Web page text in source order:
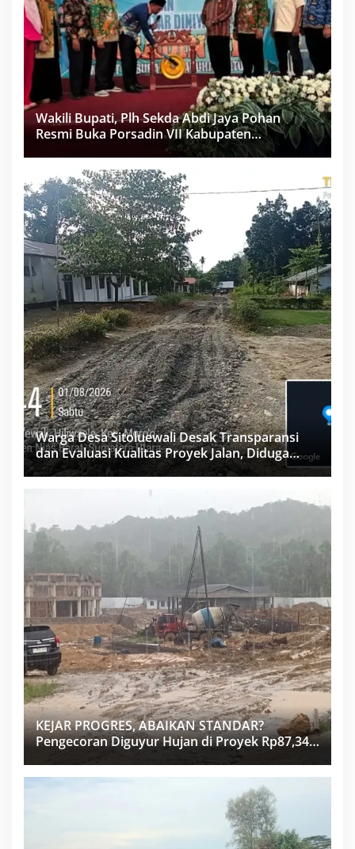
Wakili Bupati, Plh Sekda Abdi Jaya Pohan
Resmi Buka Porsadin VII Kabupaten
Warga Desa Sitoluewali Desak Transparansi
dan Evaluasi Kualitas Proyek Jalan, Diduga
Minim Informasi
KEJAR PROGRES, ABAIKAN STANDAR?
Pengecoran Diguyur Hujan di Proyek Rp87,34
Miliar Sukma Nias, Konsultan, Pengawas dan
PPK Bungkam